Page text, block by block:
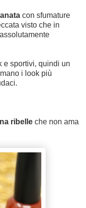
con sfumature
visto che in
e sportivi, quindi un
i look più
ribelle che non ama